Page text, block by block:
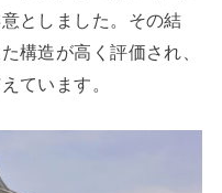
としました。その結
構造が高く評価され、
ています。